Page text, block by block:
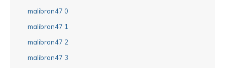
malibran47 0
malibran47 1
malibran47 2
malibran47 3